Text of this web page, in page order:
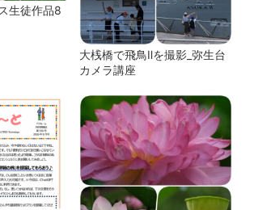
生徒作品8
大桟橋で飛鳥Ⅱを撮影_弥生台
カメラ講座